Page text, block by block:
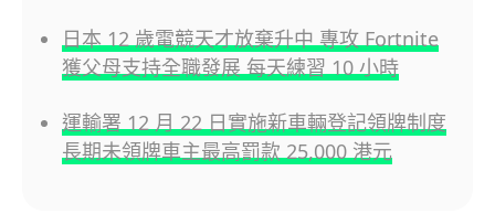
日本 12 歲電競天才放棄升中 專攻 Fortnite
獲父母支持全職發展 每天練習 10 小時
運輸署 12 月 22 日實施新車輛登記領牌制度
長期未領牌車主最高罰款 25,000 港元